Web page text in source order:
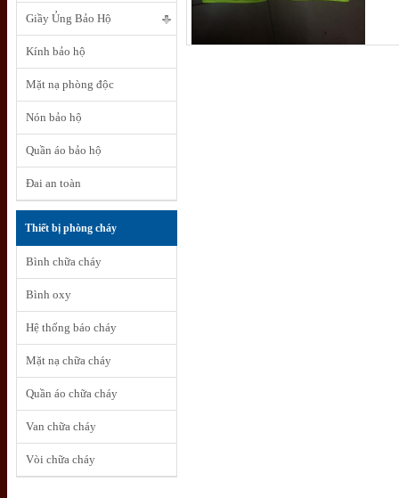
Giầy Ủng Bảo Hộ
Kính bảo hộ
Mặt nạ phòng độc
Nón bảo hộ
Quần áo bảo hộ
Đai an toàn
Thiết bị phòng cháy
Bình chữa cháy
Bình oxy
Hệ thống báo cháy
Mặt nạ chữa cháy
Quần áo chữa cháy
Van chữa cháy
Vòi chữa cháy